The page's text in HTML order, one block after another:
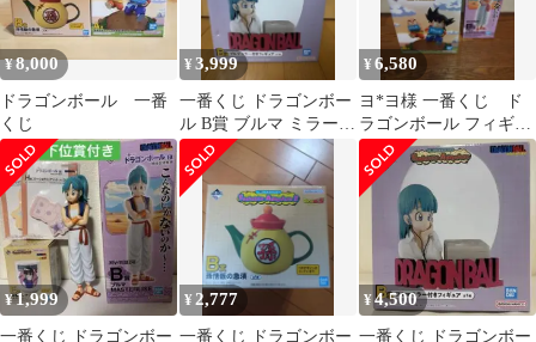
¥8,000
ドラゴンボール 一番
くじ
¥3,999
一番くじ ドラゴンボー
ル B賞 ブルマ ミラー付
きフィギュア
¥6,580
ヨ*ヨ様 一番くじ ド
ラゴンボール フィギュ
アセット
¥1,999
一番くじ ドラゴンボー
¥ 2,777
一番くじ ドラゴンボー
¥4,500
一番くじ ドラゴンボー